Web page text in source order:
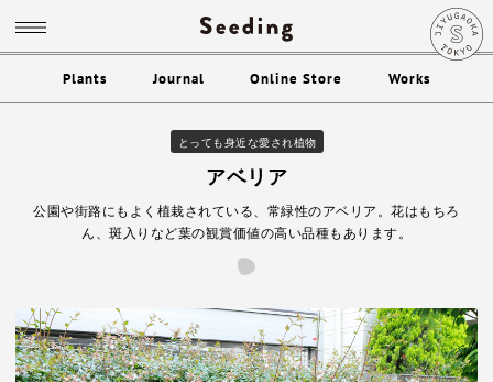
Plants Journal Online Store Works
とっても身近な愛され植物
アベリア
公園や街路にもよく植栽されている、常緑性のアベリア。花はもちろ
ん、斑入りなど葉の観賞価値の高い品種もあります。